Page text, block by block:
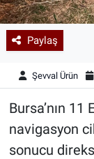
Paylaş
Şevval Ürün
Bursa’nın
navigasyon
sonucu
Yazarlar